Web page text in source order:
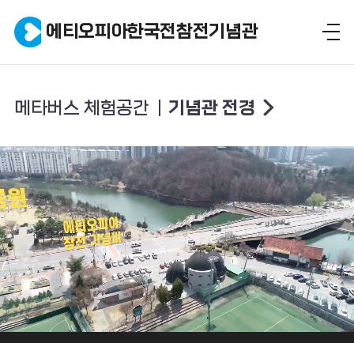
에티오피아한국전참전기념관
메타버스 체험공간 기념관 전경